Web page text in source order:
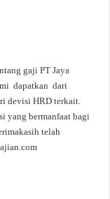
gaji PT Jaya
dapatkan dari
devisi HRD terkait.
yang bermanfaat bagi
telah